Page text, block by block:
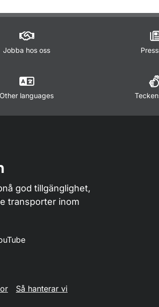
Jobba hos oss
Other languages
god tillgänglighet,
transporter inom
Så hanterar vi